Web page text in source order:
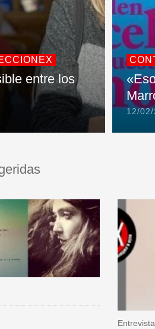
entre los
12/